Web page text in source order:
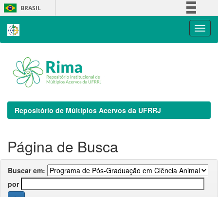
Skip
navigation
BRASIL
Repositório de Múltiplos Acervos da UFRRJ
Página de Busca
Buscar em:
por